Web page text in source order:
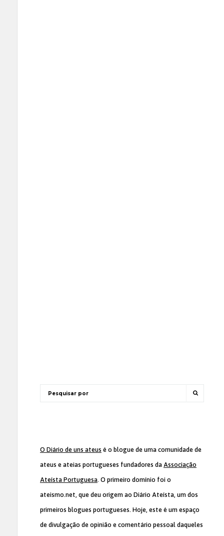
O Diário de uns ateus é o blogue de uma comunidade de
ateus e ateias portugueses fundadores da Associação
Ateísta Portuguesa. O primeiro domínio foi o
ateismo.net, que deu origem ao Diário Ateísta, um dos
primeiros blogues portugueses. Hoje, este é um espaço
de divulgação de opinião e comentário pessoal daqueles